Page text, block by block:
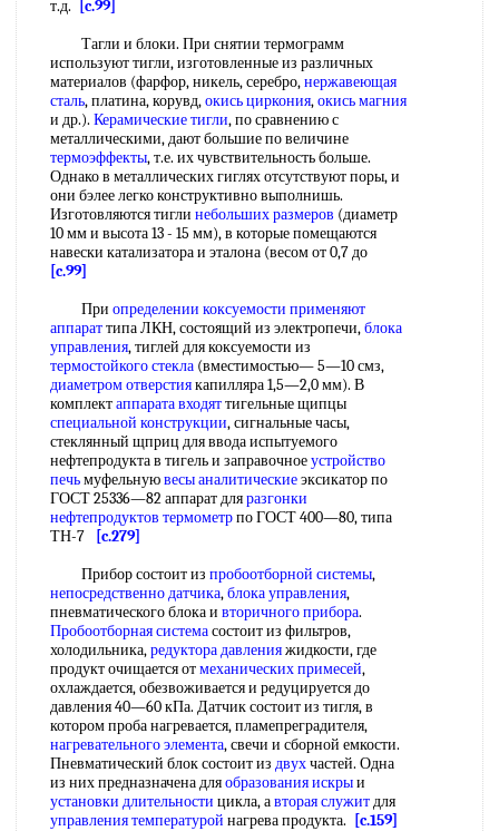
т.д.
[c.99]
Тагли и блоки. При снятии термограмм
используют тигли, изготовленные из различных
материалов (фарфор, никель, серебро,нержавеющая
сталь, платина, корувд,окись циркония,окись магния
и др.). Керамические тигли, по сравнению с
металлическими, дают большие по величине
термоэффекты, т.е. их чувствительность больше.
Однако в металлических гиглях отсутствуют поры, и
они бэлее легко конструктивно выполнишь.
Изготовляются тигли небольших размеров (диаметр
10 мм и высота 13 - 15 мм), в которые помещаются
навески катализатора и эталона (весом от 0,7 до
[c.99]
При определении коксуемости применяют
аппараттипа ЛКН, состоящий из электропечи,блока
управления, тиглей для коксуемости из
термостойкого стекла (вместимостью— 5—10 смз,
диаметром отверстиякапилляра 1,5—2,0 мм). В
комплектаппарата входяттигельные щипцы
специальной конструкции, сигнальные часы,
стеклянный щприц для ввода испытуемого
нефтепродукта в тигель и заправочноеустройство
печьмуфельнуювесы аналитическиеэксикатор по
ГОСТ 25336—82 аппарат дляразгонки
нефтепродуктов термометрпо ГОСТ 400—80, типа
ТН-7
[c.279]
Прибор состоит из пробоотборной системы,
непосредственно датчика,блока управления,
пневматического блока и вторичного прибора.
Пробоотборная системасостоит из фильтров,
холодильника,редуктора давленияжидкости, где
продукт очищается отмеханических примесей,
охлаждается, обезвоживается и редуцируется до
давления 40—60 кПа. Датчик состоит из тигля, в
котором проба нагревается, пламепреградителя,
нагревательного элемента, свечи и сборной емкости.
Пневматический блок состоит из двухчастей. Одна
из них предназначена дляобразования искрыи
установки длительности цикла, авторая служитдля
управления температурой нагрева продукта. [c.159]